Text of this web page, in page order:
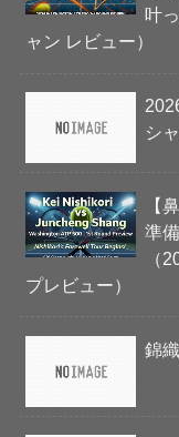
叶
ャン レビュー）
シ
【
準
（
プレビュー）
錦